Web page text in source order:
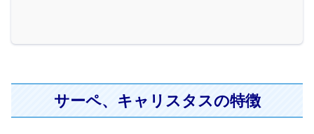
サーペ、キャリスタスの特徴